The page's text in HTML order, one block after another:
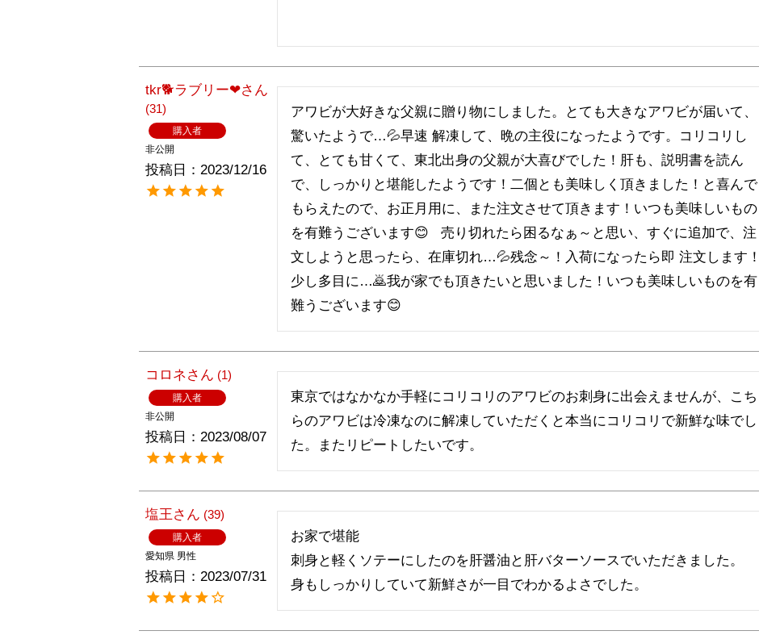
tkr🐕ラブリー❤
31
購入者
非公開
投稿日 2023/12/16
アワビが大好きな父親に贈り物にしました。とても大きなアワビが届いて、
驚いたようで…💦早速 解凍して、晩の主役になったようです。コリコリし
て、とても甘くて、東北出身の父親が大喜びでした！肝も、説明書を読ん
で、しっかりと堪能したようです！二個とも美味しく頂きました！と喜んで
もらえたので、お正月用に、また注文させて頂きます！いつも美味しいもの
を有難うございます😊   売り切れたら困るなぁ～と思い、すぐに追加で、注
文しようと思ったら、在庫切れ…💦残念～！入荷になったら即 注文します！
少し多目に…🙇我が家でも頂きたいと思いました！いつも美味しいものを有
コロネ 1
購入者
非公開
投稿日 2023/08/07
東京ではなかなか手軽にコリコリのアワビのお刺身に出会えませんが、こち
らのアワビは冷凍なのに解凍していただくと本当にコリコリで新鮮な味でし
た。またリピートしたいです。
塩王 39
購入者
愛知県 男性
投稿日 2023/07/31
お家で堪能
刺身と軽くソテーにしたのを肝醤油と肝バターソースでいただきました。
身もしっかりしていて新鮮さが一目でわかるよさでした。